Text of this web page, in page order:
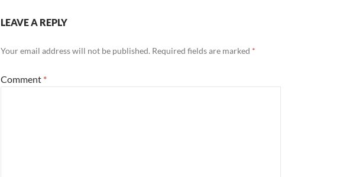
LEAVE A REPLY
Your email address will not be published. Required fields are marked *
Comment *